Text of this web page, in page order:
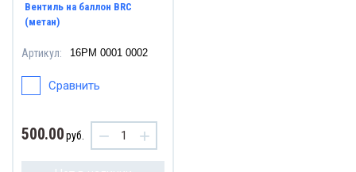
Вентиль на баллон BRC
(метан)
Артикул: 16PM 0001 0002
Сравнить
500.00руб. − +